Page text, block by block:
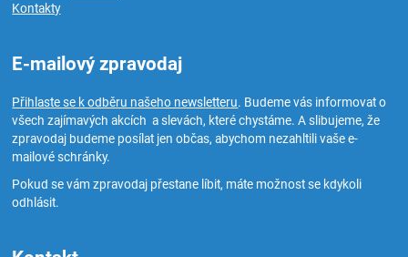
Kontakty
E-mailový zpravodaj
Přihlaste se k odběru našeho newsletteru. Budeme vás informovat o
všech zajímavých akcích a slevách, které chystáme. A slibujeme, že
zpravodaj budeme posílat jen občas, abychom nezahltili vaše e-
mailové schránky.
Pokud se vám zpravodaj přestane líbit, máte možnost se kdykoli
odhlásit.